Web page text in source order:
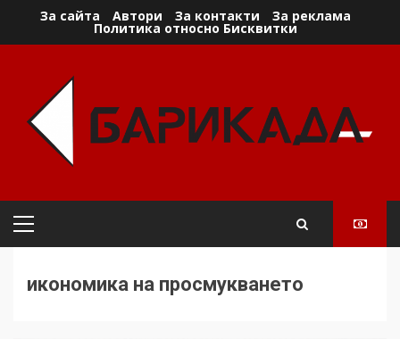
За сайта Автори За контакти За реклама
Политика относно Бисквитки
Primary
икономика на просмукването